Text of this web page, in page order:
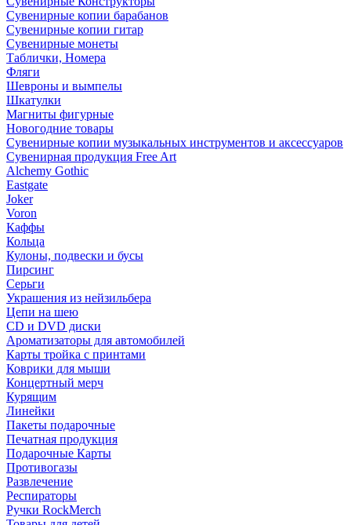
Сувенирные копии барабанов
Сувенирные копии гитар
Сувенирные монеты
Таблички, Номера
Фляги
Шевроны и вымпелы
Шкатулки
Магниты фигурные
Новогодние товары
Сувенирные копии музыкальных инструментов и аксессуаров
Сувенирная продукция Free Art
Alchemy Gothic
Eastgate
Joker
Voron
Каффы
Кольца
Кулоны, подвески и бусы
Пирсинг
Серьги
Украшения из нейзильбера
Цепи на шею
CD и DVD диски
Ароматизаторы для автомобилей
Карты тройка с принтами
Коврики для мыши
Концертный мерч
Курящим
Линейки
Пакеты подарочные
Печатная продукция
Подарочные Карты
Противогазы
Развлечение
Респираторы
Ручки RockMerch